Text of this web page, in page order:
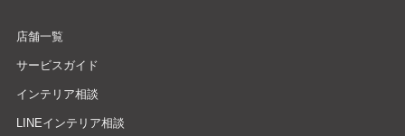
店舗一覧
サービスガイド
インテリア相談
LINEインテリア相談